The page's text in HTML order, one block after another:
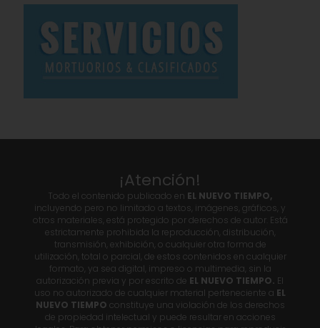
¡Atención!
Todo el contenido publicado en EL NUEVO TIEMPO,
incluyendo pero no limitado a textos, imágenes, gráficos, y
otros materiales, está protegido por derechos de autor. Está
estrictamente prohibida la reproducción, distribución,
transmisión, exhibición, o cualquier otra forma de
utilización, total o parcial, de estos contenidos en cualquier
formato, ya sea digital, impreso o multimedia, sin la
autorización previa y por escrito de EL NUEVO TIEMPO. El
uso no autorizado de cualquier material perteneciente a EL
NUEVO TIEMPO constituye una violación de los derechos
de propiedad intelectual y puede resultar en acciones